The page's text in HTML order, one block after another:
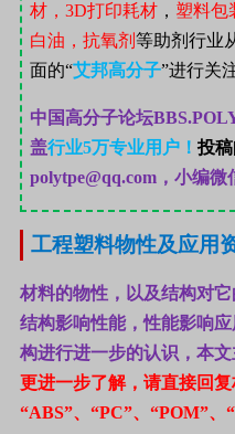
材， 3D打印耗材 ， 塑料包
白油，抗氧剂 等助剂行业
面的“艾邦高分子”进行关
中国高分子论坛
盖行业5万专业用户！ 投稿
polytpe@qq.com，小编微
工程塑料物性及应用
材料的物性，以及结构对
结构影响性能，性能影响
构进行进一步的认识，本
更进一步了解，请直接回
“ABS”、“PC”、“POM”、